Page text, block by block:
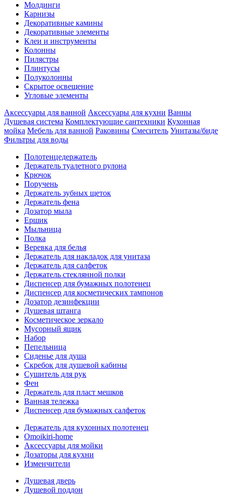
Молдинги
Карнизы
Декоративные камины
Декоративные элементы
Клеи и инструменты
Колонны
Пилястры
Плинтусы
Полуколонны
Скрытое освещение
Угловые элементы
Аксессуары для ванной Аксессуары для кухни Ванны
Душевая система Комплектующие сантехники Кухонная
мойка Мебель для ванной Раковины Смеситель Унитазы/биде
Фильтры для воды
Полотенцедержатель
Держатель туалетного рулона
Крючок
Поручень
Держатель зубных щеток
Держатель фена
Дозатор мыла
Eршик
Мыльница
Полка
Веревка для белья
Держатель для накладок для унитаза
Держатель для салфеток
Держатель стеклянной полки
Диспенсер для бумажных полотенец
Диспенсер для косметических тампонов
Дозатор дезинфекции
Душевая штанга
Косметическое зеркало
Мусорный ящик
Набор
Пепельница
Сиденье для душа
Скребок для душевой кабины
Сушитель для рук
Фен
Держатель для пласт мешков
Ванная тележка
Диспенсер для бумажных салфеток
Держатель для кухонных полотенец
Omoikiri-home
Аксессуары для мойки
Дозаторы для кухни
Изменчители
Душевая дверь
Душевой поддон